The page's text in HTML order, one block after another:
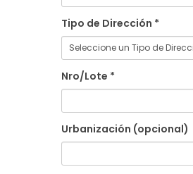
Tipo de Dirección *
Nro/Lote *
Urbanización (opcional)